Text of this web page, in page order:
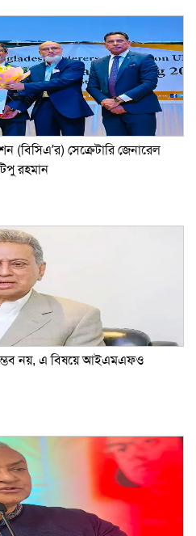
(বিসিএ’র) সেক্রেটারি জেনারেল
রহমান
নয়, এ বিষয়ে আইএমএফও